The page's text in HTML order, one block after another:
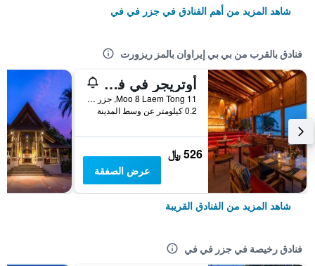
شاهد المزيد من أهم الفنادق في جزر في في
فنادق بالقرب من بي بي إيراوان بالمز ريزورت
أوتريجر في فاي آيلاند ريزورت
11 Moo 8 Laem Tong, جزر في في, تايلاند
0.2 كيلومتر عن وسط المدينة
526 ﷼
عرض الصفقة
شاهد المزيد من الفنادق القريبة
فنادق رخيصة في جزر في في